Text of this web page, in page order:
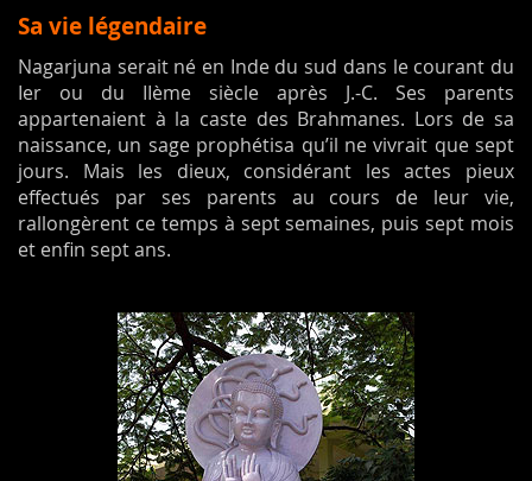
Sa vie légendaire
Nagarjuna serait né en Inde du sud dans le courant du
Ier ou du IIème siècle après J.-C. Ses parents
appartenaient à la caste des Brahmanes. Lors de sa
naissance, un sage prophétisa qu’il ne vivrait que sept
jours. Mais les dieux, considérant les actes pieux
effectués par ses parents au cours de leur vie,
rallongèrent ce temps à sept semaines, puis sept mois
et enfin sept ans.